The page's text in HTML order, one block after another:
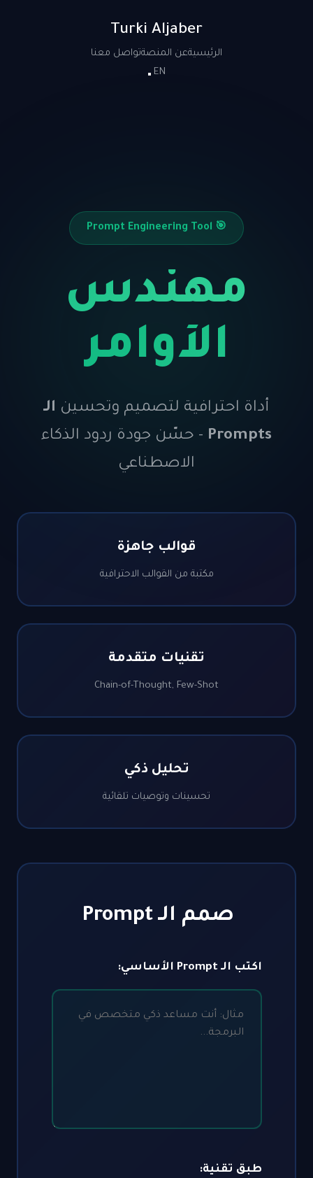
Turki Aljaber
عن المنصةتواصل معنا
مهندس
الأوامر
احترافية لتصميم وتحسينالـ
- حسّن جودة ردود الذكاء
الاصطناعي
قوالب جاهزة
مكتبة من القوالب الاحترافية
تقنيات متقدمة
Chain-of-Thought, Few-Shot
تحليل ذكي
تحسينات وتوصيات تلقائية
صمم الـ Prompt
تقنية: